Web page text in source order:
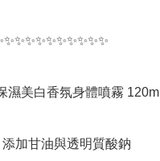
濕美白香氛身體噴霧 120ml
加甘油與透明質酸鈉